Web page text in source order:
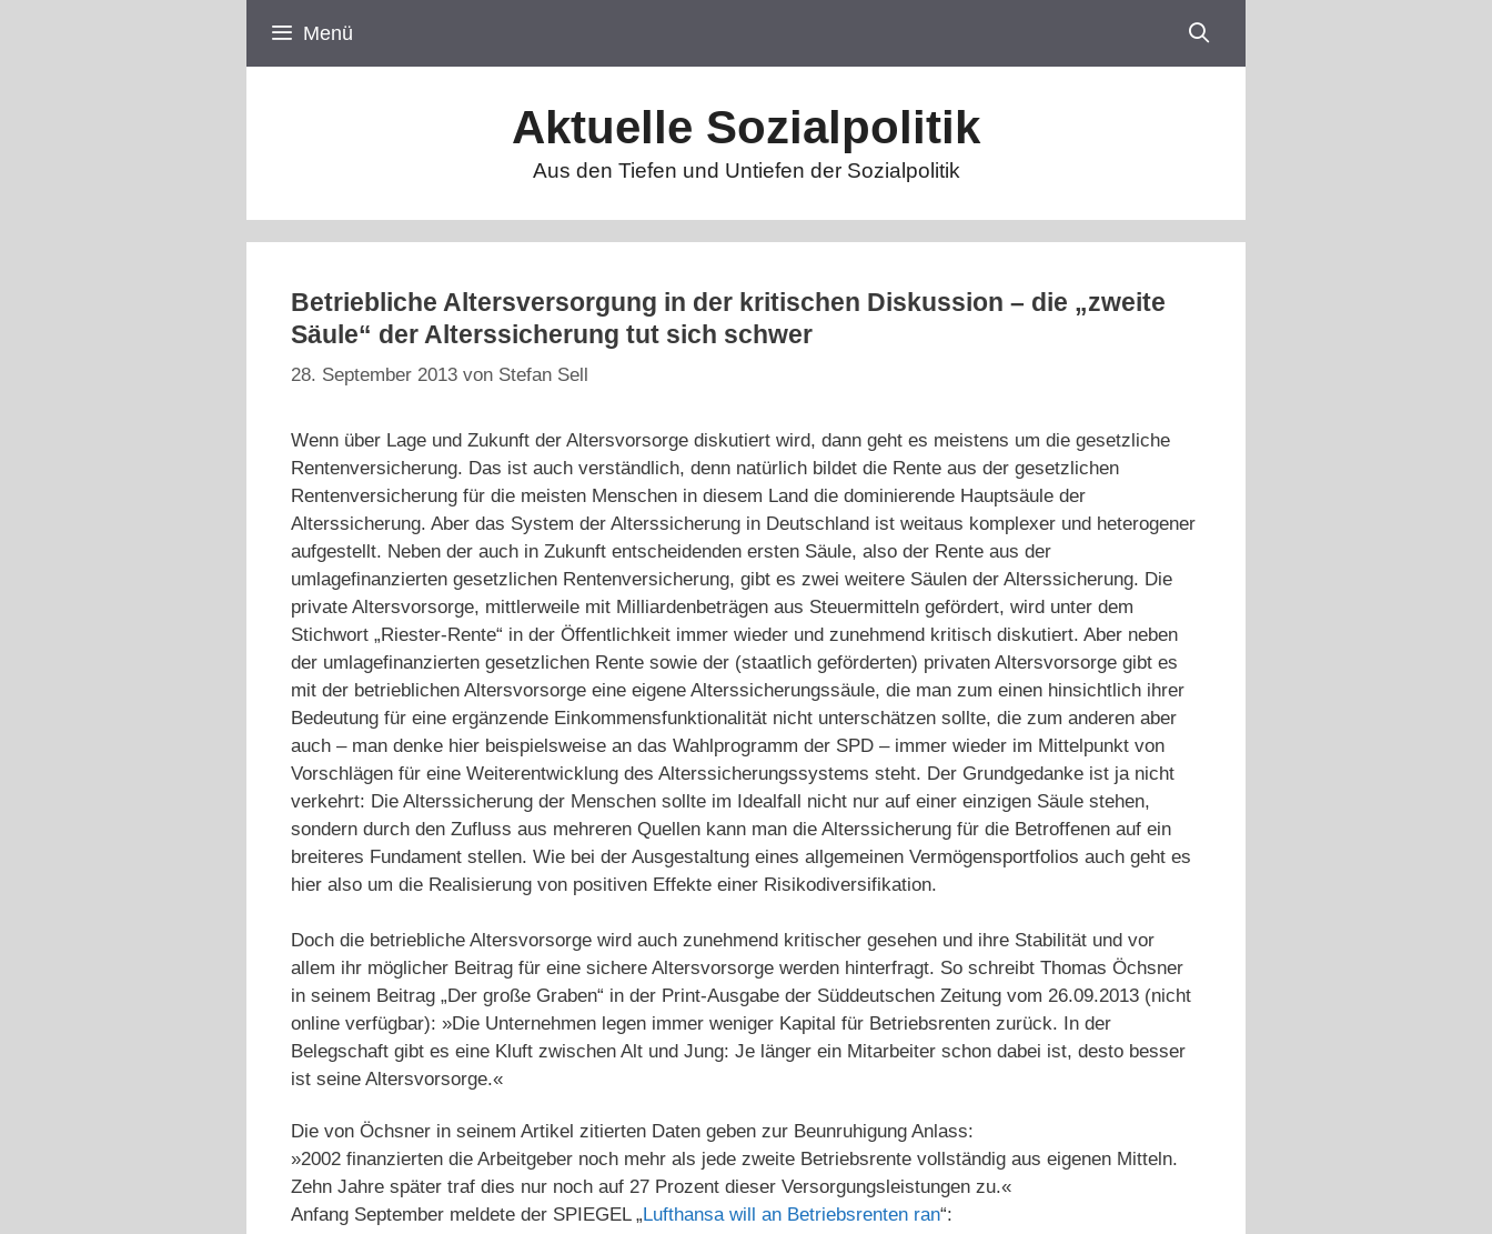
Menü
Aktuelle Sozialpolitik
Aus den Tiefen und Untiefen der Sozialpolitik
Betriebliche Altersversorgung in der kritischen Diskussion – die „zweite
Säule“ der Alterssicherung tut sich schwer
28. September 2013 von Stefan Sell
Wenn über Lage und Zukunft der Altersvorsorge diskutiert wird, dann geht es meistens um die gesetzliche
Rentenversicherung. Das ist auch verständlich, denn natürlich bildet die Rente aus der gesetzlichen
Rentenversicherung für die meisten Menschen in diesem Land die dominierende Hauptsäule der
Alterssicherung. Aber das System der Alterssicherung in Deutschland ist weitaus komplexer und heterogener
aufgestellt. Neben der auch in Zukunft entscheidenden ersten Säule, also der Rente aus der
umlagefinanzierten gesetzlichen Rentenversicherung, gibt es zwei weitere Säulen der Alterssicherung. Die
private Altersvorsorge, mittlerweile mit Milliardenbeträgen aus Steuermitteln gefördert, wird unter dem
Stichwort „Riester-Rente“ in der Öffentlichkeit immer wieder und zunehmend kritisch diskutiert. Aber neben
der umlagefinanzierten gesetzlichen Rente sowie der (staatlich geförderten) privaten Altersvorsorge gibt es
mit der betrieblichen Altersvorsorge eine eigene Alterssicherungssäule, die man zum einen hinsichtlich ihrer
Bedeutung für eine ergänzende Einkommensfunktionalität nicht unterschätzen sollte, die zum anderen aber
auch – man denke hier beispielsweise an das Wahlprogramm der SPD – immer wieder im Mittelpunkt von
Vorschlägen für eine Weiterentwicklung des Alterssicherungssystems steht. Der Grundgedanke ist ja nicht
verkehrt: Die Alterssicherung der Menschen sollte im Idealfall nicht nur auf einer einzigen Säule stehen,
sondern durch den Zufluss aus mehreren Quellen kann man die Alterssicherung für die Betroffenen auf ein
breiteres Fundament stellen. Wie bei der Ausgestaltung eines allgemeinen Vermögensportfolios auch geht es
hier also um die Realisierung von positiven Effekte einer Risikodiversifikation.
Doch die betriebliche Altersvorsorge wird auch zunehmend kritischer gesehen und ihre Stabilität und vor
allem ihr möglicher Beitrag für eine sichere Altersvorsorge werden hinterfragt. So schreibt Thomas Öchsner
in seinem Beitrag „Der große Graben“ in der Print-Ausgabe der Süddeutschen Zeitung vom 26.09.2013 (nicht
online verfügbar): »Die Unternehmen legen immer weniger Kapital für Betriebsrenten zurück. In der
Belegschaft gibt es eine Kluft zwischen Alt und Jung: Je länger ein Mitarbeiter schon dabei ist, desto besser
ist seine Altersvorsorge.«
Die von Öchsner in seinem Artikel zitierten Daten geben zur Beunruhigung Anlass:
»2002 finanzierten die Arbeitgeber noch mehr als jede zweite Betriebsrente vollständig aus eigenen Mitteln.
Zehn Jahre später traf dies nur noch auf 27 Prozent dieser Versorgungsleistungen zu.«
Anfang September meldete der SPIEGEL „Lufthansa will an Betriebsrenten ran“: